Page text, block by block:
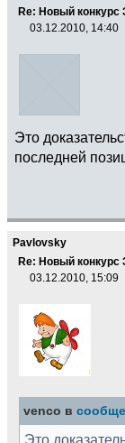
Re: Новый
03.12.2010, 14:40
Это
последней
Pavlovsky
Re: Новый
03.12.2010, 15:09
venco в
Это